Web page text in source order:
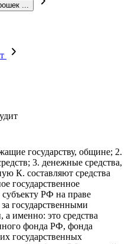
...
государству, общине; 2.
3. денежные средства,
К. составляют средства
государственное
РФ на праве
государственными
именно: это средства
фонда РФ, фонда
государственных